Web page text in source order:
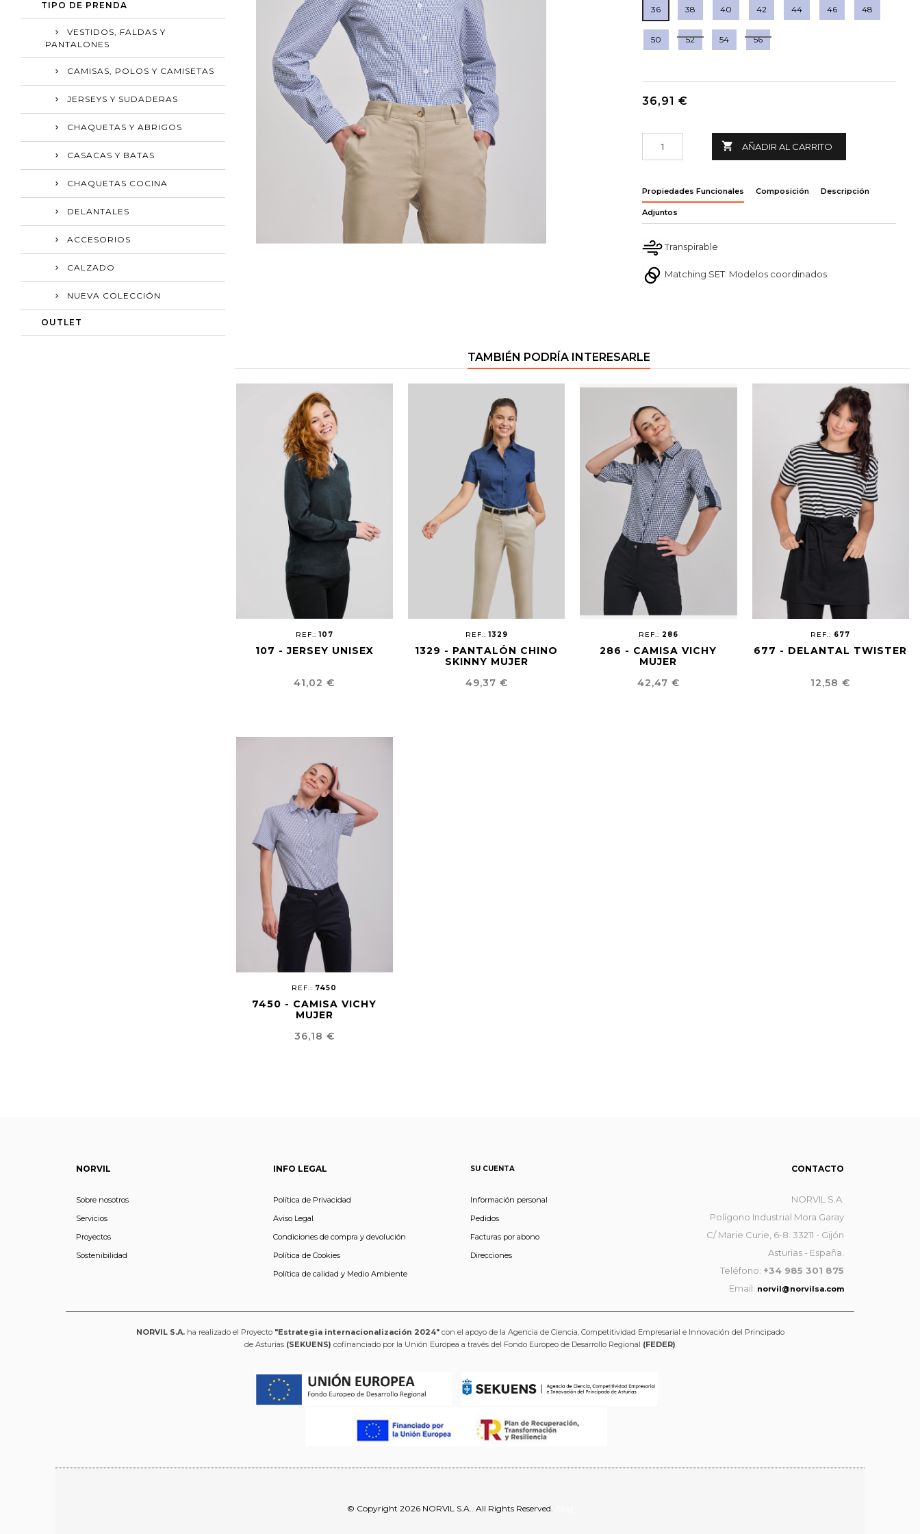
TIPO DE PRENDA
VESTIDOS, FALDAS Y
PANTALONES
CAMISAS, POLOS Y CAMISETAS
JERSEYS Y SUDADERAS
CHAQUETAS Y ABRIGOS
CASACAS Y BATAS
CHAQUETAS COCINA
DELANTALES
ACCESORIOS
CALZADO
NUEVA COLECCIÓN
OUTLET
36 38 40 42 44 46 48
50 52 54 56
36,91 €
 AÑADIR AL CARRITO
Propiedades Funcionales Composición Descripción
Adjuntos
Transpirable
Matching SET: Modelos coordinados
TAMBIÉN PODRÍA INTERESARLE
REF.:107
107 - JERSEY UNISEX
Precio
41,02 €
REF.:1329
1329 - PANTALÓN CHINO
SKINNY MUJER
Precio
49,37 €
REF.: 286
286 - CAMISA VICHY
MUJER
Precio
42,47 €
REF.: 677
677 - DELANTAL TWISTER
Precio
12,58 €
REF.: 7450
7450 - CAMISA VICHY
MUJER
Precio
36,18 €
NORVIL
Sobre nosotros
Servicios
Proyectos
Sostenibilidad
INFO LEGAL
Política de Privacidad
Aviso Legal
Condiciones de compra y devolución
Política de Cookies
Política de calidad y Medio Ambiente
SU CUENTA
Información personal
Pedidos
Facturas por abono
Direcciones
CONTACTO
NORVIL S.A.
Polígono Industrial Mora Garay
C/ Marie Curie, 6-8. 33211 - Gijón
Asturias - España.
Teléfono: +34 985 301 875
Email: norvil@norvilsa.com
((cancelText))
NORVIL S.A.ha realizado el Proyecto "Estrategia internacionalización 2024"con el apoyo de la Agencia de Ciencia, Competitividad Empresarial e Innovación del Principado
de Asturias (SEKUENS) cofinanciado por la Unión Europea a través del Fondo Europeo de Desarrollo Regional (FEDER)
© Copyright 2026 NORVIL S.A.. All Rights Reserved.